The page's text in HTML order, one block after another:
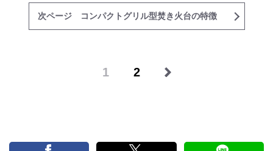
次ページ コンパクトグリル型焚き火台の特徴
1 2